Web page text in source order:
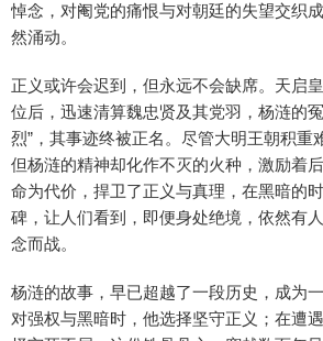
悼念，对阉党的痛恨与对朝廷的失望交织
然涌动。
正义或许会迟到，但永远不会缺席。天启
位后，迅速清算魏忠贤及其党羽，杨涟的
烈”，其事迹终被正名。尽管大明王朝积重
但杨涟的精神却化作不灭的火种，激励着
命为代价，捍卫了正义与真理，在黑暗的
碑，让人们看到，即便身处绝境，依然有
念而战。
杨涟的故事，早已超越了一段历史，成为
对强权与黑暗时，他选择坚守正义；在遭